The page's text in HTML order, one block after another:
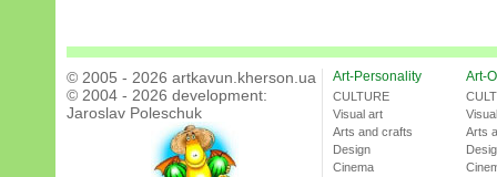
© 2005 - 2026 artkavun.kherson.ua
© 2004 - 2026 development:
Jaroslav Poleschuk
Art-Personality
CULTURE
Visual art
Arts and crafts
Design
Cinema
Art-
Arts